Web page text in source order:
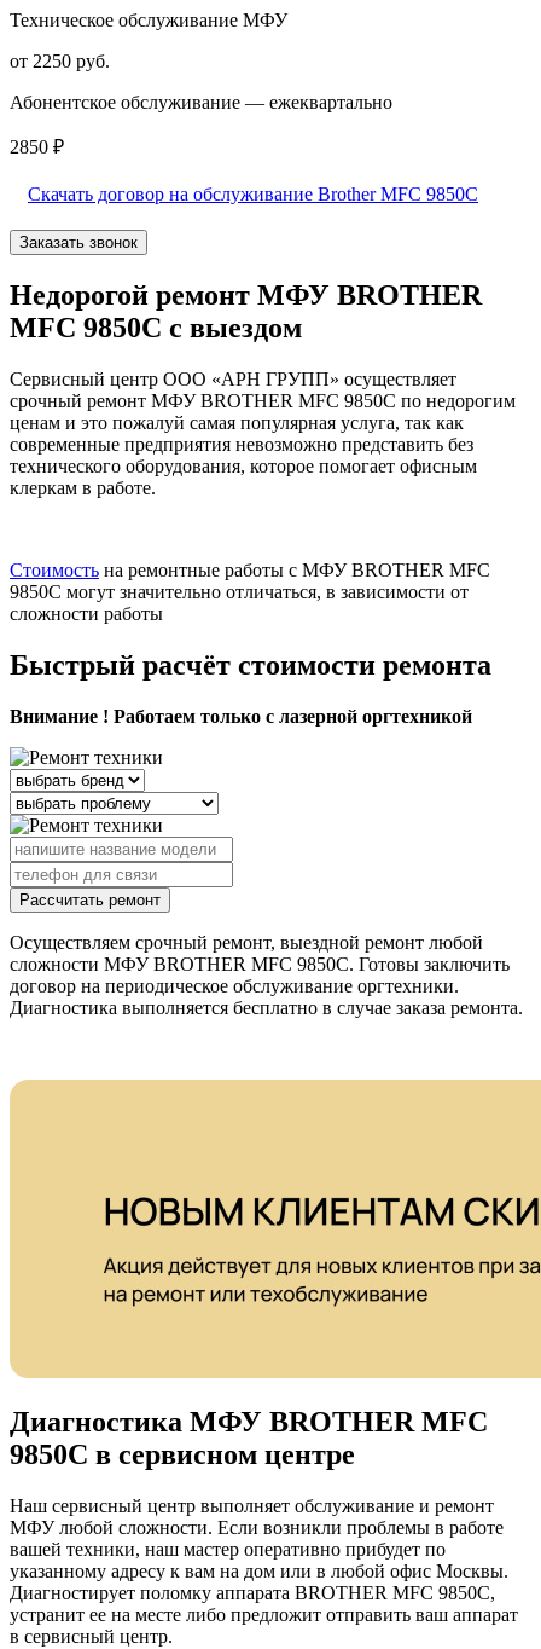
Техническое обслуживание МФУ
от 2250 руб.
Абонентское обслуживание — ежеквартально
2850 ₽
Скачать договор на обслуживание Brother MFC 9850C
Заказать звонок
Недорогой ремонт МФУ BROTHER
MFC 9850C с выездом
Сервисный центр ООО «АРН ГРУПП» осуществляет
срочный ремонт МФУ BROTHER MFC 9850C по недорогим
ценам и это пожалуй самая популярная услуга, так как
современные предприятия невозможно представить без
технического оборудования, которое помогает офисным
клеркам в работе.
Стоимость на ремонтные работы с МФУ BROTHER MFC
9850C могут значительно отличаться, в зависимости от
сложности работы
Быстрый расчёт стоимости ремонта
Внимание ! Работаем только с лазерной оргтехникой
Рассчитать ремонт
Осуществляем срочный ремонт, выездной ремонт любой
сложности МФУ BROTHER MFC 9850C. Готовы заключить
договор на периодическое обслуживание оргтехники.
Диагностика выполняется бесплатно в случае заказа ремонта.
Диагностика МФУ BROTHER MFC
9850C в сервисном центре
Наш сервисный центр выполняет обслуживание и ремонт
МФУ любой сложности. Если возникли проблемы в работе
вашей техники, наш мастер оперативно прибудет по
указанному адресу к вам на дом или в любой офис Москвы.
Диагностирует поломку аппарата BROTHER MFC 9850C,
устранит ее на месте либо предложит отправить ваш аппарат
в сервисный центр.